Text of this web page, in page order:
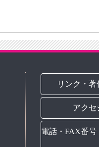
リンク・
アクセ
電話・FAX番